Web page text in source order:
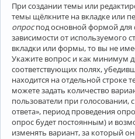
При создании темы или
темы щёлкните на вкладке или
опроспод основной формой для
зависимости от используемого
вкладки или формы, то вы не
Укажите вопрос и как минимум
соответствующих полях,
находится на отдельной строке
можете задать количество
пользователи при
ответа», период проведения
опрос будет постоянным) и
изменять вариант, за который